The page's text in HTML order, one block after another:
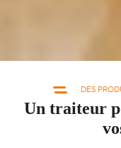
DES
Un traiteur